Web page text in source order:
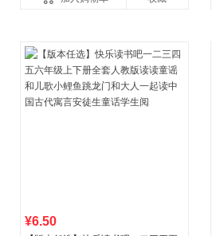
¥6.50